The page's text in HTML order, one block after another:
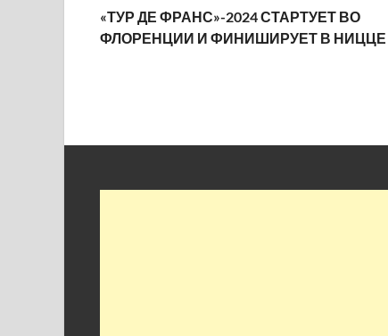
«ТУР ДЕ ФРАНС»-2024 СТАРТУЕТ ВО
ФЛОРЕНЦИИ И ФИНИШИРУЕТ В НИЦЦЕ